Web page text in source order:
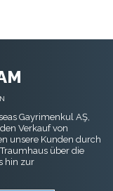
Gayrimenkul AŞ,
Verkauf von
unsere Kunden durch
über die
hin zur